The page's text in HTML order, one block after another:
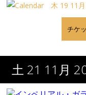
木 19 11
チケ
土 21 11月